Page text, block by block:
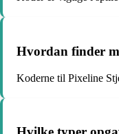
Hvordan finder
Koderne til Pixeline